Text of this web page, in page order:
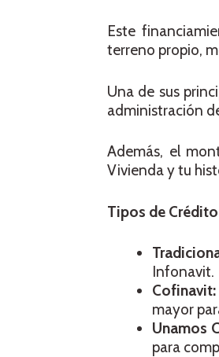
Este
terreno propio,
Una de sus
administración
Además, el
Vivienda y tu
Tipos de
Infonavit.
Cofinavit:
mayor
Unamos
para